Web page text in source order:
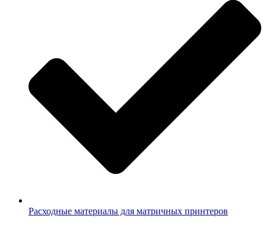
Расходные материалы для матричных принтеров